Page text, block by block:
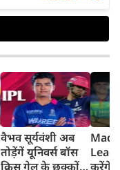
वैभव सूर्यवंशी अब
तोड़ेंगें यूनिवर्स बॉस
क्रिस गेल के छक्कों
करेंगे